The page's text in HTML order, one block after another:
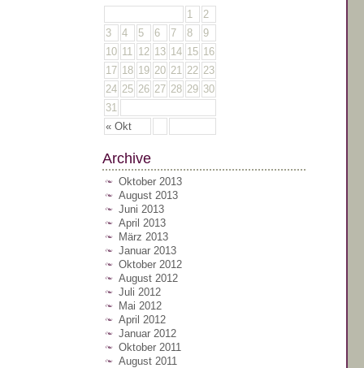
« Okt
1
2
3
4 5 6 7 8
9
10 11 12 13 14 15 16
17 18 19 20 21 22 23
24 25 26 27 28 29 30
31
Archive
Oktober 2013
August 2013
Juni 2013
April 2013
März 2013
Januar 2013
Oktober 2012
August 2012
Juli 2012
Mai 2012
April 2012
Januar 2012
Oktober 2011
August 2011